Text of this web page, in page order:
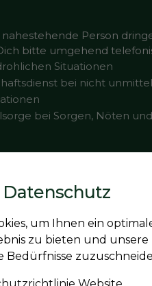
Person
bitte umgehend
Situationen
bei nicht
bei Sorgen, Nöten
Datenschutz
um Ihnen ein
zu bieten und unsere
Bedürfnisse